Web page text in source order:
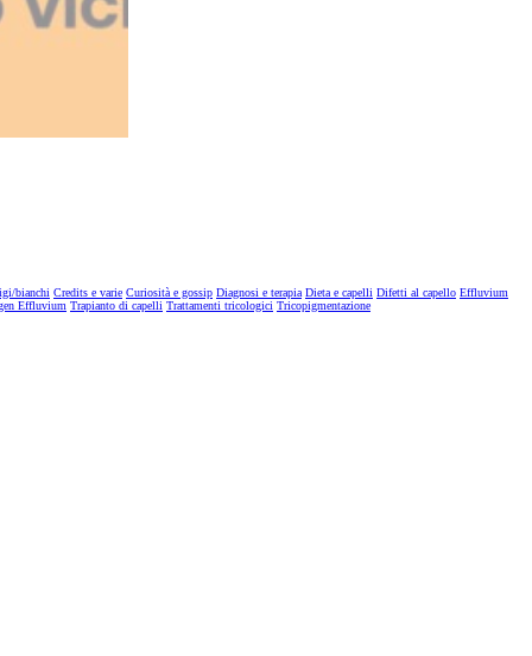
bianchi Credits e varie Curiosità e gossip Diagnosi e terapia Dieta e capelli Difetti al capello Effluvium
Effluvium Trapianto di capelli Trattamenti tricologici Tricopigmentazione